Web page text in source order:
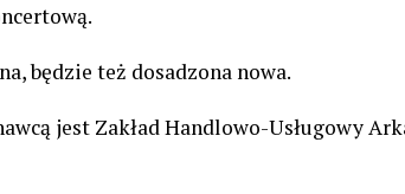
będzie też dosadzona nowa.
jest Zakład Handlowo-Usługowy